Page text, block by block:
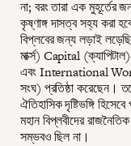
না; বরং তারা এক মুহূর্তের
কৃষ্ণাঙ্গ দাসত্ব সহ্য করা
বিপ্লবের জন্য লড়াই
মার্ক্স) Capital
এবং International
সংঘ) প্রতিষ্ঠা করেছেন।
ঐতিহাসিক দৃষ্টিভঙ্গি
মহান বিপ্লবীদের
সম্ভবও ছিল না।